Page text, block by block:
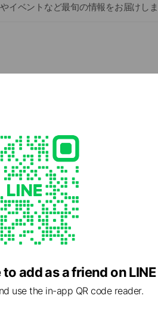
イベントなど最旬の情報をお届けし
add as a friend on LINE
use the in-app QR code reader.